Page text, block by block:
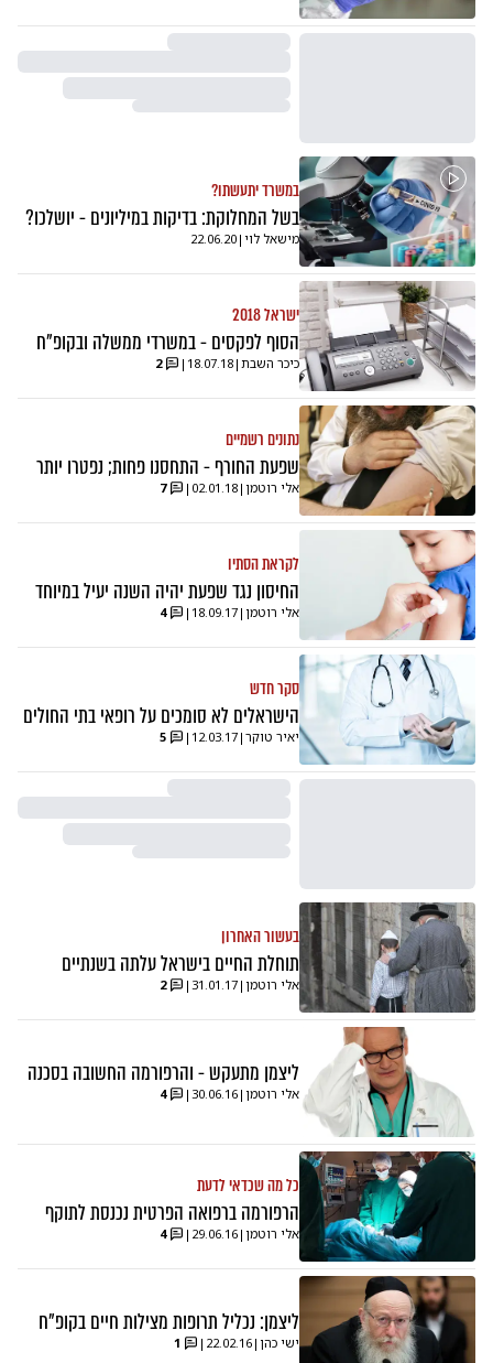
במשרד יתעשתו?
בשל המחלוקת: בדיקות במיליונים - יושלכו?
מישאל לוי |
22.06.20
ישראל 2018
הסוף לפקסים - במשרדי ממשלה ובקופ"ח
כיכר השבת |
18.07.18
|
2
נתונים רשמיים
שפעת החורף - התחסנו פחות; נפטרו יותר
אלי רוטמן |
02.01.18
|
7
לקראת הסתיו
החיסון נגד שפעת יהיה השנה יעיל במיוחד
אלי רוטמן |
18.09.17
|
4
סקר חדש
הישראלים לא סומכים על רופאי בתי החולים
יאיר טוקר |
12.03.17
|
5
בעשור האחרון
תוחלת החיים בישראל עלתה בשנתיים
אלי רוטמן |
31.01.17
|
2
ליצמן מתעקש - והרפורמה החשובה בסכנה
אלי רוטמן |
30.06.16
|
4
כל מה שכדאי לדעת
הרפורמה ברפואה הפרטית נכנסת לתוקף
אלי רוטמן |
29.06.16
|
4
ליצמן: נכליל תרופות מצילות חיים בקופ"ח
ישי כהן |
22.02.16
|
1